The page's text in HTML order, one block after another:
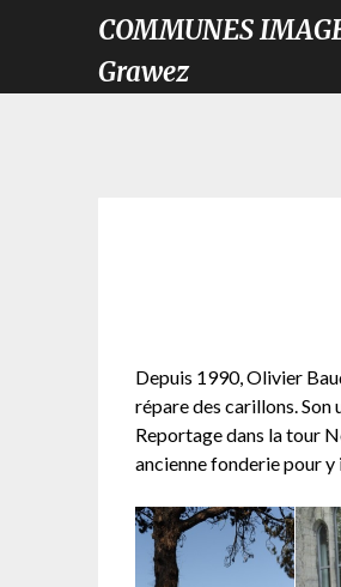
COMMUNES
Grawez
Depuis 1990, Olivier
répare des carillons. Son
Reportage dans la tour
ancienne fonderie pour y